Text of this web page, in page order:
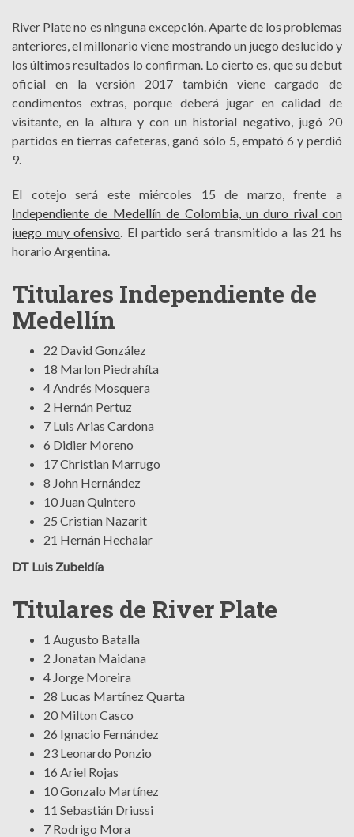
River Plate no es ninguna excepción. Aparte de los problemas
anteriores, el millonario viene mostrando un juego deslucido y
los últimos resultados lo confirman. Lo cierto es, que su debut
oficial en la versión 2017 también viene cargado de
condimentos extras, porque deberá jugar en calidad de
visitante, en la altura y con un historial negativo, jugó 20
partidos en tierras cafeteras, ganó sólo 5, empató 6 y perdió
9.
El cotejo será este miércoles 15 de marzo, frente a
Independiente de Medellín de Colombia, un duro rival con
juego muy ofensivo. El partido será transmitido a las 21 hs
horario Argentina.
Titulares Independiente de
Medellín
22 David González
18 Marlon Piedrahíta
4 Andrés Mosquera
2 Hernán Pertuz
7 Luis Arias Cardona
6 Didier Moreno
17 Christian Marrugo
8 John Hernández
10 Juan Quintero
25 Cristian Nazarit
21 Hernán Hechalar
DT Luis Zubeldía
Titulares de River Plate
1 Augusto Batalla
2 Jonatan Maidana
4 Jorge Moreira
28 Lucas Martínez Quarta
20 Milton Casco
26 Ignacio Fernández
23 Leonardo Ponzio
16 Ariel Rojas
10 Gonzalo Martínez
11 Sebastián Driussi
7 Rodrigo Mora